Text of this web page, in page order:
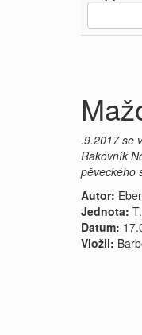
.9.2017 se
Rakovník
pěveckého
Autor:
Jednota:
Datum:
Vložil: